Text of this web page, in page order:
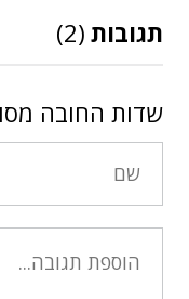
תגובות (2)
שדות החובה